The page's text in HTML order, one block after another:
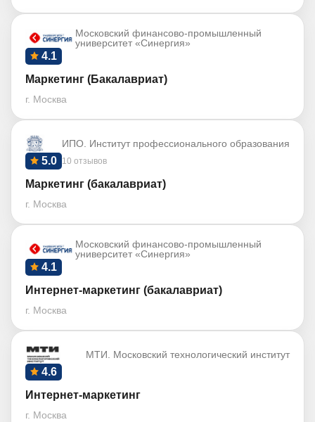
Московский финансово-промышленный
университет «Синергия»
4.1
Маркетинг (Бакалавриат)
г. Москва
ИПО. Институт профессионального образования
10 отзывов
5.0
Маркетинг (бакалавриат)
г. Москва
Московский финансово-промышленный
университет «Синергия»
4.1
Интернет-маркетинг (бакалавриат)
г. Москва
МТИ. Московский технологический институт
4.6
Интернет-маркетинг
г. Москва